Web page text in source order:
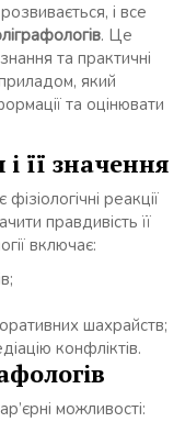
і все
. Це
та практичні
який
та оцінювати
її значення
реакції
правдивість її
включає:
шахрайств;
конфліктів.
можливості: